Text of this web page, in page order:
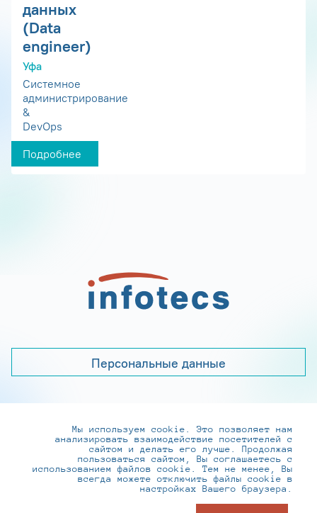
данных
(Data
engineer)
Уфа
Системное
администрирование
&
DevOps
Подробнее
Персональные данные
+7 (495) 737-6192, 8-800-250-0-260
practice@infotecs.ru,hr@infotecs.ru
127273, г. Москва, Отрадная ул., 2Б строение 1
Мы используем cookie. Это позволяет нам
анализировать взаимодействие посетителей с
сайтом и делать его лучше. Продолжая
пользоваться сайтом, Вы соглашаетесь с
использованием файлов cookie. Тем не менее, Вы
всегда можете отключить файлы cookie в
настройках Вашего браузера.